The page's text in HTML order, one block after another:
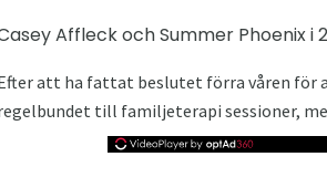
Affleck och Summer Phoenix i
att ha fattat beslutet förra våren för
till familjeterapi sessioner,